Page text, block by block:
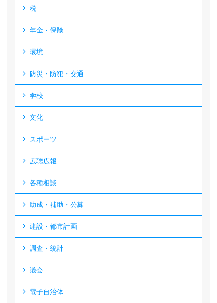
税
年金・保険
環境
防災・防犯・交通
学校
文化
スポーツ
広聴広報
各種相談
助成・補助・公募
建設・都市計画
調査・統計
議会
電子自治体